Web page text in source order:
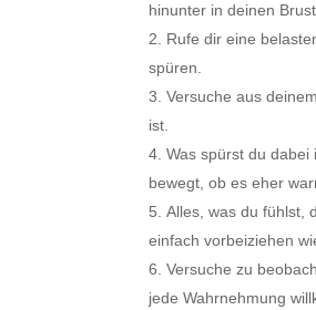
hinunter in deinen
Rufe dir eine
spüren.
Versuche aus
ist.
Was spürst du
bewegt, ob es eher
Alles, was du fühlst,
einfach vorbeiziehen
Versuche zu
jede Wahrnehmung